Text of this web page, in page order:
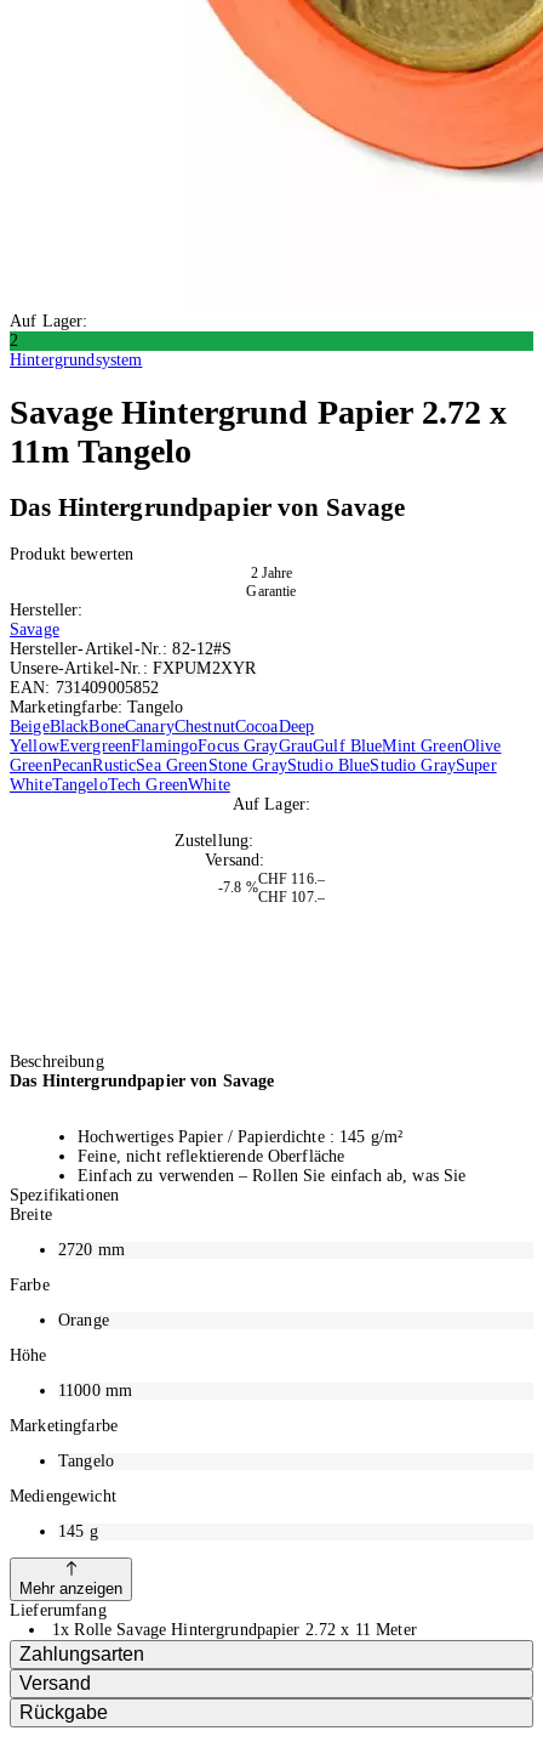
Auf Lager:
2
Hintergrundsystem
SavageHintergrund Papier 2.72 x
11m Tangelo
Das Hintergrundpapier von Savage
Produkt bewerten
2 Jahre
Garantie
Hersteller:
Savage
Hersteller-Artikel-Nr.:82-12#S
Unsere-Artikel-Nr.: FXPUM2XYR
EAN: 731409005852
Marketingfarbe: Tangelo
BeigeBlackBoneCanaryChestnutCocoaDeep
YellowEvergreenFlamingoFocus GrayGrauGulf BlueMint GreenOlive
GreenPecanRusticSea Green Stone GrayStudio BlueStudio GraySuper
WhiteTangeloTech GreenWhite
Auf Lager:
Zustellung:
Versand:
-7.8 %
CHF 116.–
CHF 107.–
Beschreibung
Das Hintergrundpapier von Savage
Hochwertiges Papier / Papierdichte : 145 g/m²
Feine, nicht reflektierende Oberfläche
Einfach zu verwenden – Rollen Sie einfach ab, was Sie
brauchen
Spezifikationen
Breite
2720 mm
Farbe
Orange
Höhe
11000 mm
Marketingfarbe
Tangelo
Mediengewicht
145 g
Mehr anzeigen
Lieferumfang
1x Rolle Savage Hintergrundpapier 2.72 x 11 Meter
Zahlungsarten
Versand
Rückgabe